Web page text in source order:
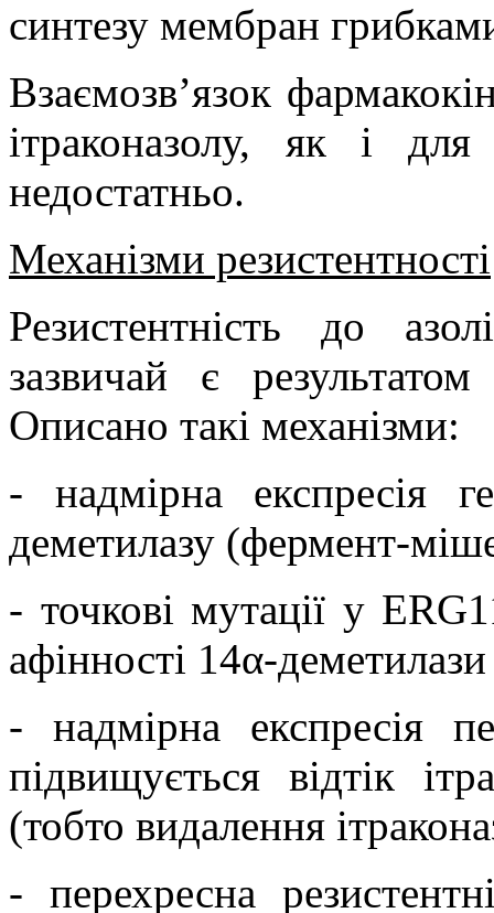
синтезу мембран
Взаємозв’язок
ітраконазолу, як і для
недостатньо.
Механізми резистентності
Резистентність до
зазвичай є
Описано такі механізми:
- надмірна експресія
деметилазу (фермент-
- точкові мутації у
афінності 14α-
- надмірна експресія
підвищується відтік
(тобто видалення
- перехресна